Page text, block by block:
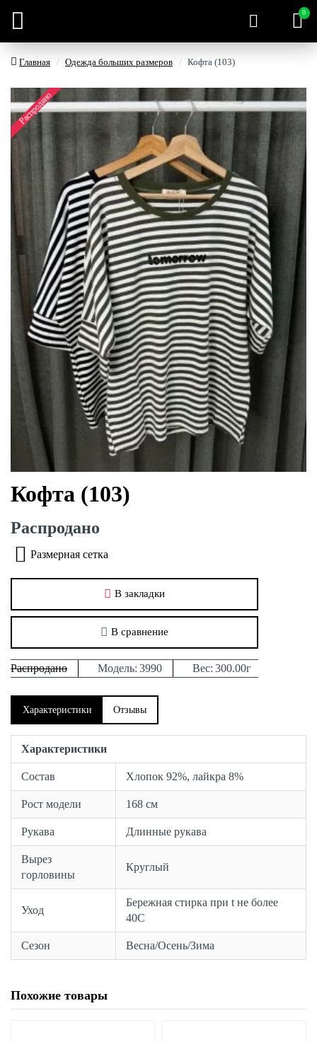
0
Главная Одежда больших размеров Кофта (103)
Распродано
Кофта (103)
Распродано Модель: 3990 Вес: 300.00г
Распродано
В закладки
В сравнение
Размерная сетка
Характеристики Отзывы
Характеристики
Состав Хлопок 92%, лайкра 8%
Рост модели 168 см
Рукава Длинные рукава
Вырез
горловины
Круглый
Уход
Бережная стирка при t не более
40С
Сезон Весна/Осень/Зима
Похожие товары